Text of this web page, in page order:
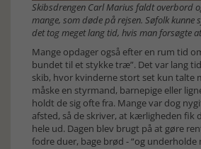
Skibsdrengen Carl Marius faldt overbord
mange, som døde på rejsen. Søfolk kunne
det tog meget lang tid, hvis man forsøgte
Mange opdager også efter en rum tid
bundet til et stykke træ”. Det var lang
skib, hvor kvinderne stort set kun talte
måske en styrmand, barnepige eller
holdt de sig ofte fra. Mange var dog
afsted, så de skriver, at kærligheden fik
hele ud. Dagen blev brugt på at gøre
fodre duer, bage brød - “og underholde